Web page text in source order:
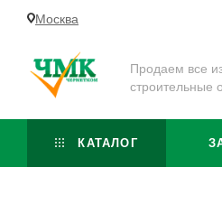
Москва
Продаем все
строительные
КАТАЛОГ